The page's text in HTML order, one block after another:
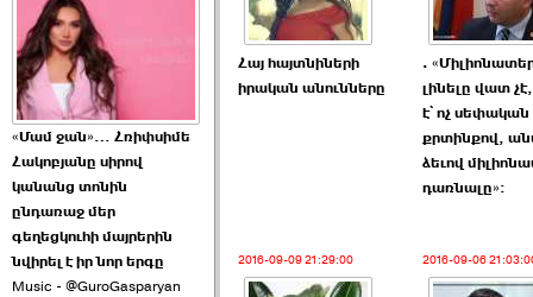
2026-06-10 22:55:00
Ուշքի չենք գալիս այն
խայտառակ ›››
2026-06-09 15:05:00
«Մամ ջան»… Հռիփսիմե
Հակոբյանը սիրով
կանանց տոնին
ընդառաջ մեր
գեղեցկուհի մայրերին
նվիրել է իր նոր երգը
Music - @GuroGasparyan
Հայ հայտնիների
իրական անունները
.
լինելը վատ
է՝ ոչ սեփական
քրտինքով,
ձեւով
դառնալը»։
2016-09-09 21:29:00 2016-09-06